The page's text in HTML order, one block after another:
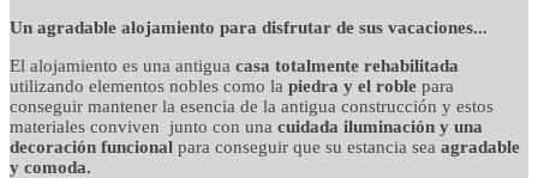
Un agradable alojamiento para disfrutar de sus vacaciones...
El alojamiento es una antigua casa totalmente rehabilitada
utilizando elementos nobles como la piedra y el roble para
conseguir mantener la esencia de la antigua construcción y estos
materiales conviven junto con una cuidada iluminación y una
decoración funcional para conseguir que su estancia sea agradable
y comoda.